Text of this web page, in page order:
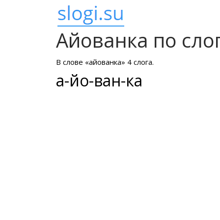
Айованка по
В слове «айованка» 4 слога.
а-йо-ван-ка